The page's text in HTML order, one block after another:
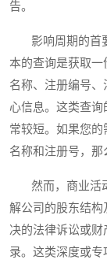
告。
影响周期的首要
本的查询是获取
名称、注册编号
心信息。这类查
常较短。如果您的
名称和注册号，那
然而，商业活动
解公司的股东结构
决的法律诉讼或
录。这类深度或